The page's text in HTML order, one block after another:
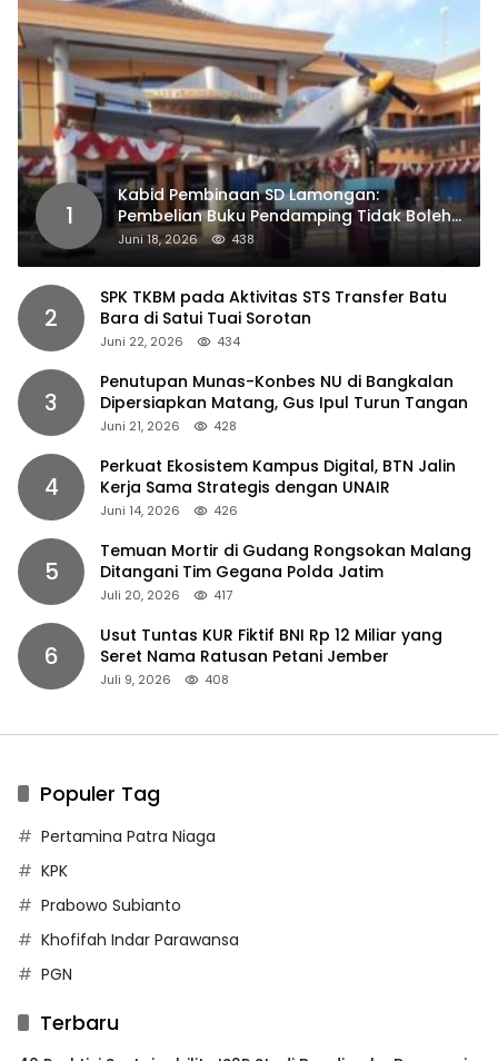
1
Kabid Pembinaan SD Lamongan:
Pembelian Buku Pendamping Tidak Boleh
Dipaksakan
Juni 18, 2026 438
2
SPK TKBM pada Aktivitas STS Transfer Batu
Bara di Satui Tuai Sorotan
Juni 22, 2026 434
3
Penutupan Munas-Konbes NU di Bangkalan
Dipersiapkan Matang, Gus Ipul Turun Tangan
Juni 21, 2026 428
4
Perkuat Ekosistem Kampus Digital, BTN Jalin
Kerja Sama Strategis dengan UNAIR
Juni 14, 2026 426
5
Temuan Mortir di Gudang Rongsokan Malang
Ditangani Tim Gegana Polda Jatim
Juli 20, 2026 417
6
Usut Tuntas KUR Fiktif BNI Rp 12 Miliar yang
Seret Nama Ratusan Petani Jember
Juli 9, 2026 408
Populer Tag
Pertamina Patra Niaga
KPK
Prabowo Subianto
Khofifah Indar Parawansa
PGN
Terbaru